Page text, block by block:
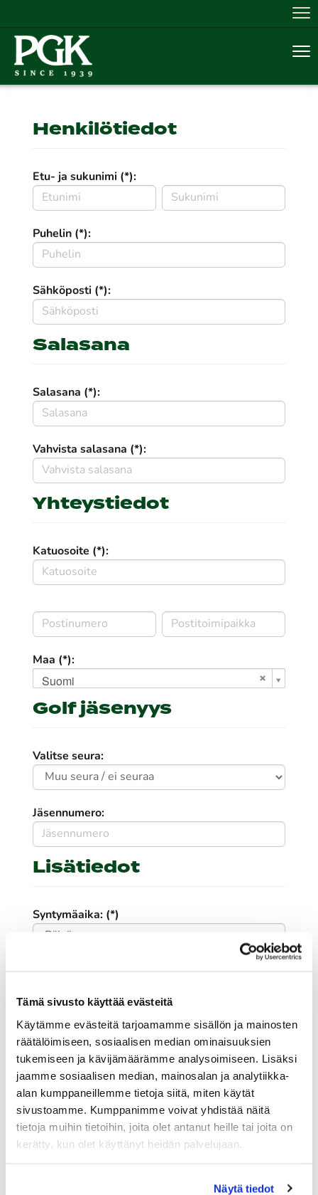
Tämä sivusto käyttää evästeitä
Käytämme evästeitä tarjoamamme sisällön ja mainosten
räätälöimiseen, sosiaalisen median ominaisuuksien
tukemiseen ja kävijämäärämme analysoimiseen. Lisäksi
jaamme sosiaalisen median, mainosalan ja analytiikka-
alan kumppaneillemme tietoja siitä, miten käytät
sivustoamme. Kumppanimme voivat yhdistää näitä
tietoja muihin tietoihin, joita olet antanut heille tai joita on
kerätty, kun olet käyttänyt heidän palvelujaan.
Näytä tiedot
Henkilötiedot
Etu- ja sukunimi (*):
Puhelin (*):
Sähköposti (*):
Salasana
Salasana (*):
Vahvista salasana (*):
Yhteystiedot
Katuosoite (*):
Maa (*):
Suomi
Golf jäsenyys
Valitse seura:
Jäsennumero:
Lisätiedot
Syntymäaika: (*)
Sukupuoli:
Rekisteröidy
Haluan tilata Kalafornia uutiskirjeen
Olen lukenuttietosuojaselosteenja hyväksyn
henkilötietojeni käsittelyn (*)